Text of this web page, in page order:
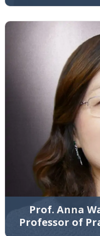
Prof. Anna
Professor of